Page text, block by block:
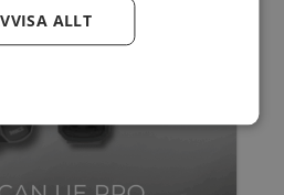
ALLT